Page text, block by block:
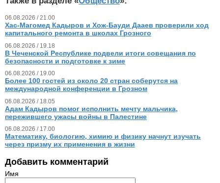
06.08.2026 / 21.00
Хас-Магомед Кадыров и Хож-Бауди Дааев проверили ход
капитального ремонта в школах Грозного
06.08.2026 / 19.18
В Чеченской Республике подвели итоги совещания по
безопасности и подготовке к зиме
06.08.2026 / 19.00
Более 100 гостей из около 20 стран соберутся на
международной конференции в Грозном
06.08.2026 / 18.05
Адам Кадыров помог исполнить мечту мальчика,
пережившего ужасы войны в Палестине
06.08.2026 / 17.00
Математику, биологию, химию и физику начнут изучать
через призму их применения в жизни
Добавить комментарий
Имя